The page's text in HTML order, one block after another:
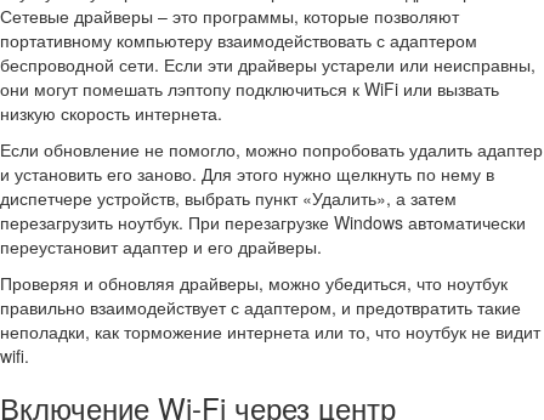
Сетевые драйверы – это программы, которые позволяют
портативному компьютеру взаимодействовать с адаптером
беспроводной сети. Если эти драйверы устарели или неисправны,
они могут помешать лэптопу подключиться к WiFi или вызвать
низкую скорость интернета.
Если обновление не помогло, можно попробовать удалить адаптер
и установить его заново. Для этого нужно щелкнуть по нему в
диспетчере устройств, выбрать пункт «Удалить», а затем
перезагрузить ноутбук. При перезагрузке Windows автоматически
переустановит адаптер и его драйверы.
Проверяя и обновляя драйверы, можно убедиться, что ноутбук
правильно взаимодействует с адаптером, и предотвратить такие
неполадки, как торможение интернета или то, что ноутбук не видит
wifi.
Включение Wi-Fi через центр